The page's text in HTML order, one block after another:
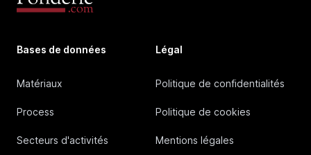
Bases de données
Matériaux
Process
Secteurs d'activités
Légal
Politique de confidentialités
Politique de cookies
Mentions légales